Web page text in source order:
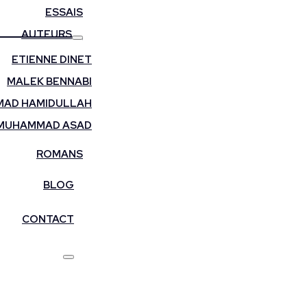
ESSAIS
AUTEURS
ETIENNE DINET
MALEK BENNABI
HAMIDULLAH
ASAD
ROMANS
BLOG
CONTACT